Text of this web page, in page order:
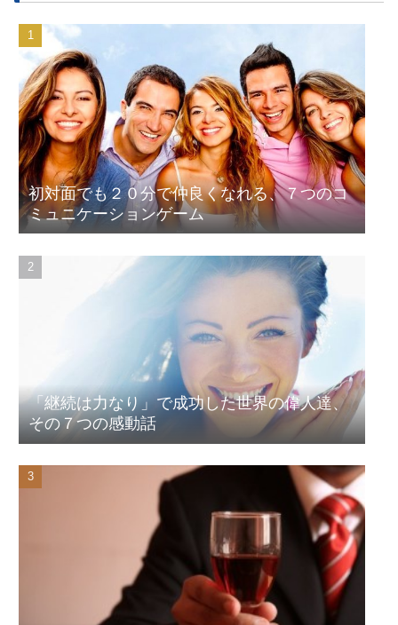
初対面でも２０分で仲良くなれる、７つのコ
ミュニケーションゲーム
「継続は力なり」で成功した世界の偉人達、
その７つの感動話